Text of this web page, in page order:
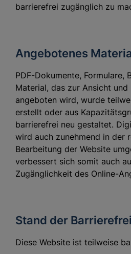
barrierefrei zugänglich zu
Angebotenes
PDF-Dokumente, Formulare,
Material, das zur Ansicht
angeboten wird, wurde
erstellt oder aus
barrierefrei neu gestaltet.
wird auch zunehmend in der
Bearbeitung der Website
verbessert sich somit auch
Zugänglichkeit des Online-
Stand der
Diese Website ist teilweise